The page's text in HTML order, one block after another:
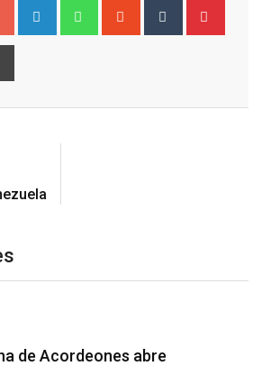
Google+ LinkedIn WhatsappStumbleUpon
Tumblr
de Acordeones abre